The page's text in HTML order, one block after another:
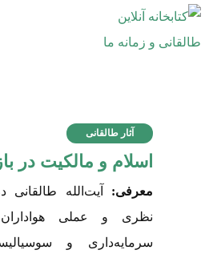
آثار طالقانی
اسلام و مالکیت در
معرفی:
آیت‌الله طالقانی
نظری و عملی
سرمایه‌داری و